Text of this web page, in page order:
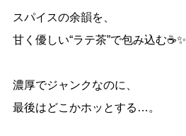
スパイスの余韻を、
甘く優しい“ラテ茶”で包み込む☕✨
濃厚でジャンクなのに、
最後はどこかホッとする…。